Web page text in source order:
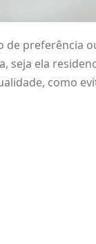
preferência
ela
como